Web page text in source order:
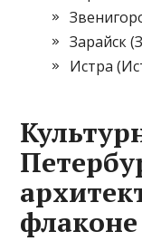
Зарайск
Истра
флаконе